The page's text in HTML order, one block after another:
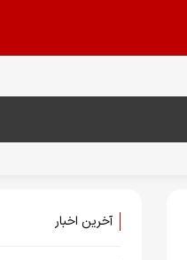
آخرین اخبار